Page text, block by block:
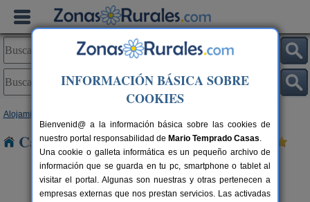
Alojamientos
Casas Rurales cerca de Liñares
INFORMACIÓN BÁSICA SOBRE
COOKIES
Bienvenid@ a la información básica sobre las cookies de
nuestro portal responsabilidad de Mario Temprado Casas.
Una cookie o galleta informática es un pequeño archivo de
información que se guarda en tu pc, smartphone o tablet al
visitar el portal. Algunas son nuestras y otras pertenecen a
empresas externas que nos prestan servicios. Las activadas